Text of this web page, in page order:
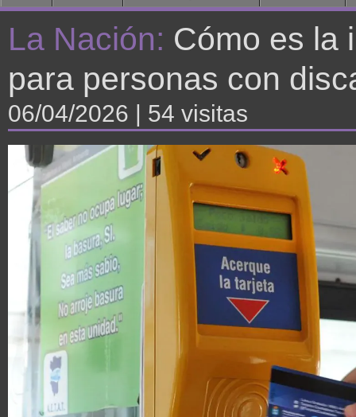
La Nación: Cómo es la
para personas con
06/04/2026 | 54 visitas